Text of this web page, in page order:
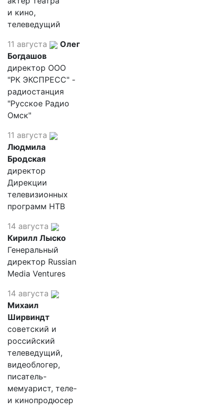
и кино,
телеведущий
11 августа
Олег
Богдашов
директор ООО
"РК ЭКСПРЕСС" -
радиостанция
"Русское Радио
Омск"
11 августа
Людмила
Бродская
директор
Дирекции
телевизионных
программ НТВ
14 августа
Кирилл Лыско
Генеральный
директор Russian
Media Ventures
14 августа
Михаил
Ширвиндт
советский и
российский
телеведущий,
видеоблогер,
писатель-
мемуарист, теле-
и кинопродюсер